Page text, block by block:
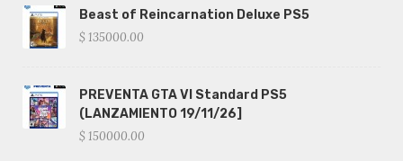
Beast of Reincarnation Deluxe PS5
$ 135000.00
PREVENTA GTA VI Standard PS5
(LANZAMIENTO 19/11/26]
$ 150000.00